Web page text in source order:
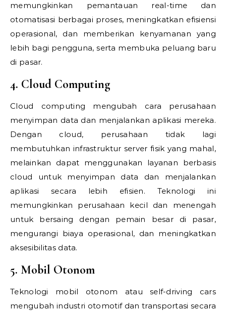
memungkinkan pemantauan real-time dan
otomatisasi berbagai proses, meningkatkan efisiensi
operasional, dan memberikan kenyamanan yang
lebih bagi pengguna, serta membuka peluang baru
di pasar.
4. Cloud Computing
Cloud computing mengubah cara perusahaan
menyimpan data dan menjalankan aplikasi mereka.
Dengan cloud, perusahaan tidak lagi
membutuhkan infrastruktur server fisik yang mahal,
melainkan dapat menggunakan layanan berbasis
cloud untuk menyimpan data dan menjalankan
aplikasi secara lebih efisien. Teknologi ini
memungkinkan perusahaan kecil dan menengah
untuk bersaing dengan pemain besar di pasar,
mengurangi biaya operasional, dan meningkatkan
aksesibilitas data.
5. Mobil Otonom
Teknologi mobil otonom atau self-driving cars
mengubah industri otomotif dan transportasi secara